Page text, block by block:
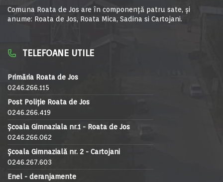
Comuna Roata de Jos are în componență patru sate, și
anume: Roata de Jos, Roata Mica, Sadina si Cartojani.
TELEFOANE UTILE
Primăria Roata de Jos
0246.266.115
Post Poliție Roata de Jos
0246.266.419
Școala Gimnaziala nr.1 - Roata de Jos
0246.266.062
Școala Gimnazială nr. 2 - Cartojani
0246.267.603
Enel - deranjamente